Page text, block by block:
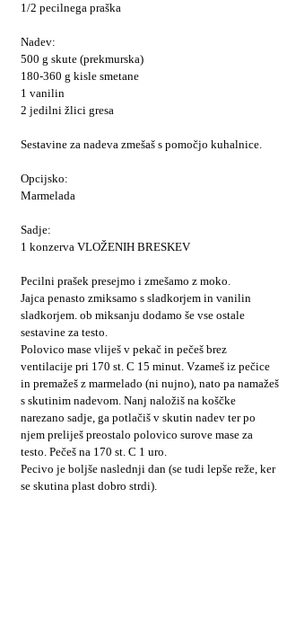
1/2 pecilnega praška
Nadev:
500 g skute (prekmurska)
180-360 g kisle smetane
1 vanilin
2 jedilni žlici gresa
Sestavine za nadeva zmešaš s pomočjo kuhalnice.
Opcijsko:
Marmelada
Sadje:
1 konzerva VLOŽENIH BRESKEV
Pecilni prašek presejmo i zmešamo z moko.
Jajca penasto zmiksamo s sladkorjem in vanilin
sladkorjem. ob miksanju dodamo še vse ostale
sestavine za testo.
Polovico mase vliješ v pekač in pečeš brez
ventilacije pri 170 st. C 15 minut. Vzameš iz pečice
in premažeš z marmelado (ni nujno), nato pa namažeš
s skutinim nadevom. Nanj naložiš na koščke
narezano sadje, ga potlačiš v skutin nadev ter po
njem preliješ preostalo polovico surove mase za
testo. Pečeš na 170 st. C 1 uro.
Pecivo je boljše naslednji dan (se tudi lepše reže, ker
se skutina plast dobro strdi).